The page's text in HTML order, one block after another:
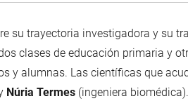
su trayectoria investigadora y su
clases de educación primaria y
y alumnas. Las científicas que
Núria Termes (ingeniera biomédica).